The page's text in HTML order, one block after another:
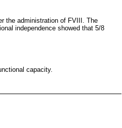
the administration of FVIII. The
independence showed that 5/8
capacity.